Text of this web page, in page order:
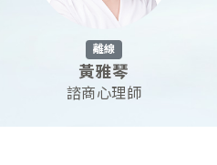
離線
黃雅琴
諮商心理師